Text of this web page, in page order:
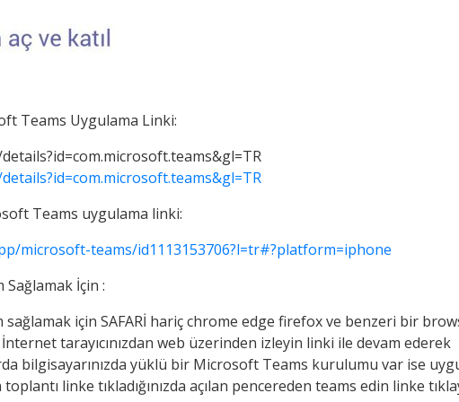
Teams Uygulama Linki:
Teams uygulama linki:
microsoft-teams/id1113153706?l=tr#?platform=iphone
Sağlamak İçin :
sağlamak için SAFARİ hariç chrome edge firefox ve benzeri bir
tarayıcınızdan web üzerinden izleyin linki ile devam ederek
bilgisayarınızda yüklü bir Microsoft Teams kurulumu var ise
linke tıkladığınızda açılan pencereden teams edin linke